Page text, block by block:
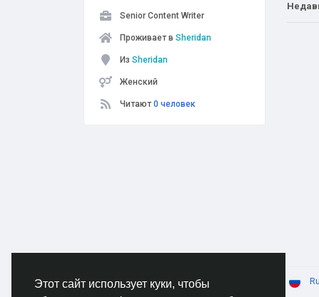
Этот сайт использует куки, чтобы
Senior Content Writer
Проживает в Sheridan
Из Sheridan
Женский
Читают0 человек
© 2026 AnimeSocial.SU - Первая аниме сеть!